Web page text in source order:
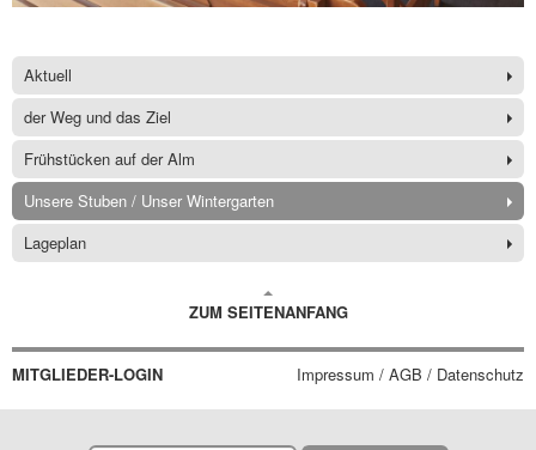
Aktuell
der Weg und das Ziel
Frühstücken auf der Alm
Unsere Stuben / Unser Wintergarten
Lageplan
ZUM SEITENANFANG
MITGLIEDER-LOGIN Impressum / AGB / Datenschutz